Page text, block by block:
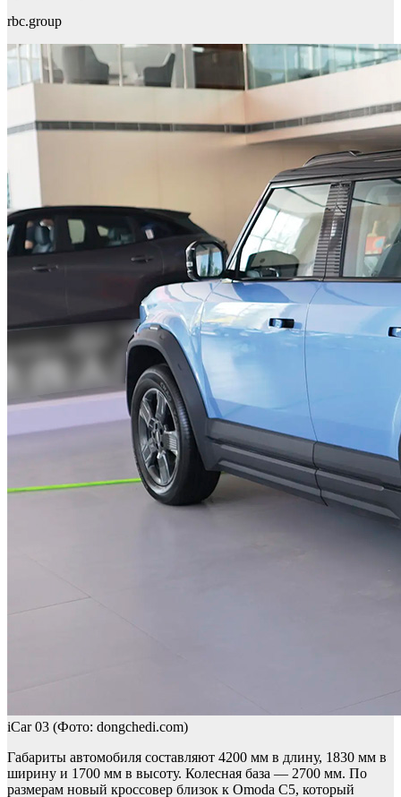
rbc.group
iCar 03 (Фото: dongchedi.com)
Габариты автомобиля составляют 4200 мм в длину, 1830 мм в
ширину и 1700 мм в высоту. Колесная база — 2700 мм. По
размерам новый кроссовер близок к Omoda C5, который